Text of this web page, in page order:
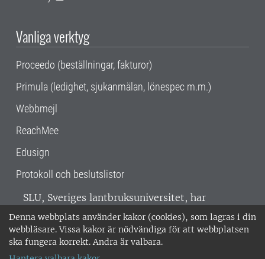
Denna webbplats använder kakor (cookies), som lagras i din
webbläsare. Vissa kakor är nödvändiga för att webbplatsen
ska fungera korrekt. Andra är valbara.
Vanliga verktyg
Proceedo (beställningar, fakturor)
Primula (ledighet, sjukanmälan, lönespec m.m.)
Webbmejl
ReachMee
Edusign
Protokoll och beslutslistor
SLU, Sveriges lantbruksuniversitet, har
verksamhet över hela Sverige. Huvudorter är
Alnarp, Uppsala och Umeå.SLU är
miljöcertifierat enligt ISO 14001. •
018-67 10 00 • Org nr: 202100-2817 •